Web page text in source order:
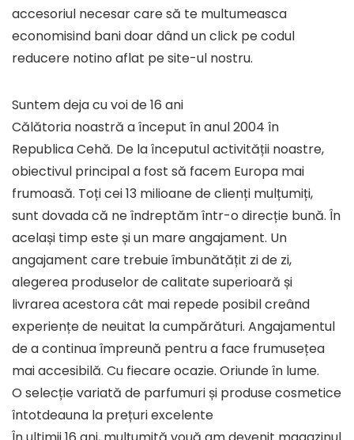
accesoriul necesar care să te multumeasca
economisind bani doar dând un click pe codul
reducere notino aflat pe site-ul nostru.
Suntem deja cu voi de 16 ani
Călătoria noastră a început în anul 2004 în
Republica Cehă. De la începutul activității noastre,
obiectivul principal a fost să facem Europa mai
frumoasă. Toți cei 13 milioane de clienți mulțumiți,
sunt dovada că ne îndreptăm într-o direcție bună. În
același timp este și un mare angajament. Un
angajament care trebuie îmbunătățit zi de zi,
alegerea produselor de calitate superioară și
livrarea acestora cât mai repede posibil creând
experiențe de neuitat la cumpărături. Angajamentul
de a continua împreună pentru a face frumusețea
mai accesibilă. Cu fiecare ocazie. Oriunde în lume.
O selecție variată de parfumuri și produse cosmetice
întotdeauna la prețuri excelente